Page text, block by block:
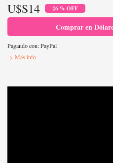
U$S14 26 % OFF
Comprar en
Pagando con:PayPal
Más info